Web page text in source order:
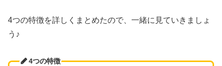
4つの特徴を詳しくまとめたので、一緒に見ていきましょ
う♪
4つの特徴